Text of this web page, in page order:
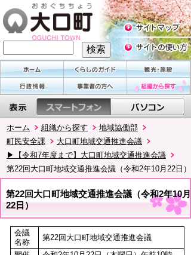
ホーム 組織から探す
地域協働部
町民安全課
大口町地域交通推進会議
▶【令和7年度まで】大口町地域交通推進会議
第22回大口町地域交通推進会議（令和2年10月22日）
第22回大口町地域交通推進会議（令和2年10月
22日）
会議
名称
第22回大口町地域交通推進会議